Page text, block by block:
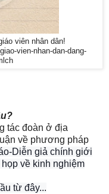
viên nhân dân!
vien-nhan-dan-dang-
tác đoàn ở địa
về phương pháp
Diễn giả chính giới
về kinh nghiệm
từ đây...